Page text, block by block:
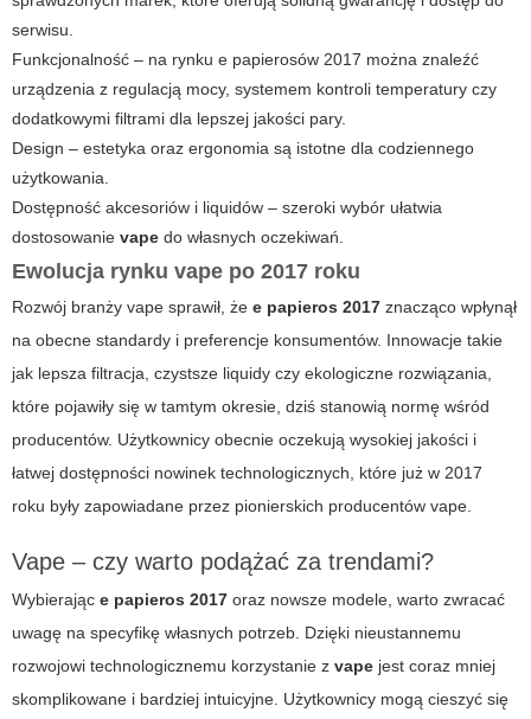
serwisu.
Funkcjonalność – na rynku e papierosów 2017 można znaleźć
urządzenia z regulacją mocy, systemem kontroli temperatury czy
dodatkowymi filtrami dla lepszej jakości pary.
Design – estetyka oraz ergonomia są istotne dla codziennego
użytkowania.
Dostępność akcesoriów i liquidów – szeroki wybór ułatwia
dostosowanie vape do własnych oczekiwań.
Ewolucja rynku vape po 2017 roku
Rozwój branży vape sprawił, że e papieros 2017 znacząco wpłynął
na obecne standardy i preferencje konsumentów. Innowacje takie
jak lepsza filtracja, czystsze liquidy czy ekologiczne rozwiązania,
które pojawiły się w tamtym okresie, dziś stanowią normę wśród
producentów. Użytkownicy obecnie oczekują wysokiej jakości i
łatwej dostępności nowinek technologicznych, które już w 2017
roku były zapowiadane przez pionierskich producentów vape.
Vape – czy warto podążać za trendami?
Wybierając e papieros 2017 oraz nowsze modele, warto zwracać
uwagę na specyfikę własnych potrzeb. Dzięki nieustannemu
rozwojowi technologicznemu korzystanie z vape jest coraz mniej
skomplikowane i bardziej intuicyjne. Użytkownicy mogą cieszyć się